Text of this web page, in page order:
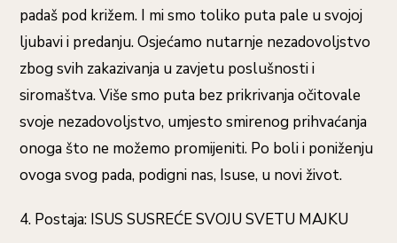
padaš pod križem. I mi smo toliko puta pale u svojoj
ljubavi i predanju. Osjećamo nutarnje nezadovoljstvo
zbog svih zakazivanja u zavjetu poslušnosti i
siromaštva. Više smo puta bez prikrivanja očitovale
svoje nezadovoljstvo, umjesto smirenog prihvaćanja
onoga što ne možemo promijeniti. Po boli i poniženju
ovoga svog pada, podigni nas, Isuse, u novi život.
4. Postaja: ISUS SUSREĆE SVOJU SVETU MAJKU